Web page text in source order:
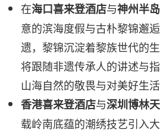
在海口喜来登酒店与神州半
意的滨海度假与古朴黎锦邂
遗，黎锦沉淀着黎族世代的
将跟随非遗传承人的讲述与
山海自然的敬畏与对美好生活
香港喜来登酒店与深圳博林
载岭南底蕴的潮绣技艺引入